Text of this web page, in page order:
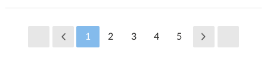
1 2 3 4 5